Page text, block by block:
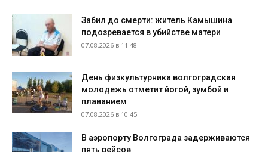
Забил до смерти: житель Камышина
подозревается в убийстве матери
07.08.2026 в 11:48
День физкультурника волгоградская
молодежь отметит йогой, зумбой и
плаванием
07.08.2026 в 10:45
В аэропорту Волгограда задерживаются
пять рейсов